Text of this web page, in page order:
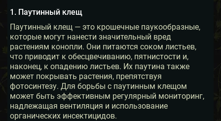
1. Паутинный клещ
Паутинный клещ — это крошечные паукообразные,
которые могут нанести значительный вред
растениям конопли. Они питаются соком листьев,
что приводит к обесцвечиванию, пятнистости и,
наконец, к опадению листьев. Их паутина также
может покрывать растения, препятствуя
фотосинтезу. Для борьбы с паутинным клещом
может быть эффективным регулярный мониторинг,
надлежащая вентиляция и использование
органических инсектицидов.